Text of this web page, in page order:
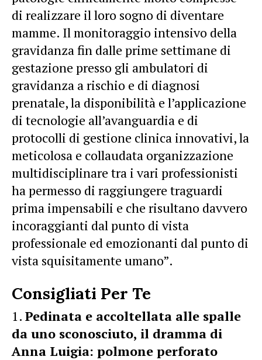
di realizzare il loro sogno di diventare
mamme. Il monitoraggio intensivo della
gravidanza fin dalle prime settimane di
gestazione presso gli ambulatori di
gravidanza a rischio e di diagnosi
prenatale, la disponibilità e l’applicazione
di tecnologie all’avanguardia e di
protocolli di gestione clinica innovativi, la
meticolosa e collaudata organizzazione
multidisciplinare tra i vari professionisti
ha permesso di raggiungere traguardi
prima impensabili e che risultano davvero
incoraggianti dal punto di vista
professionale ed emozionanti dal punto di
vista squisitamente umano”.
Consigliati Per Te
Pedinata e accoltellata alle spalle
da uno sconosciuto, il dramma di
Anna Luigia: polmone perforato